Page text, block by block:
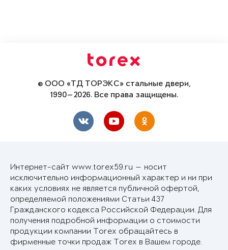
© ООО «ТД ТОРЭКС» стальные двери,
1990—2026. Все права защищены.
Интернет-сайт www.torex59.ru — носит
исключительно информационный характер и ни при
каких условиях не является публичной офертой,
определяемой положениями Статьи 437
Гражданского кодекса Российской Федерации. Для
получения подробной информации о стоимости
продукции компании Torex обращайтесь в
фирменные точки продаж Torex в Вашем городе.